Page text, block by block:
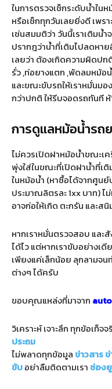
ในการตรวจเช็กระดับน้ำใ
หรือเช็กทุกวันเลยยิ่งดี เพร
เช่นสมมติว่า วันนี้เราเติมน้
ปรากฎว่าน้ำที่เติมไปลดหา
เลยว่า ต้องเกิดความผิดปก
รั่ว ,ท่อยางแตก ,พัดลมหม้อน้
และขณะขับรถให้เราหมั่นม
กว่าปกติ ให้รีบจอดรถทันที
การดูแลหม้อน้ำรถ
ไม่ควรเปิดฝาหม้อน้ำขณะเ
พุ่งใส่ในขณะที่เปิดฝาน้ำที่เ
ในหม้อน้ำ (หาซื้อได้จากศูนย์
ประมาณลิตรละ 1xx บาท) ไม่
อาจก่อให้เกิด ตะกรัน และส
หากเราหมั่นตรวจสอบ และ
ได้ไว แต่หากเราขับอย่างเ
เพียงแค่เล็กน้อย ลุกลามจน
ต่างๆ ได้ครับ
ขอบคุณแหล่งที่มาจาก
วิเคราะห์ เจาะลึก ทุกข้อเท็
ประถม
ไม่พลาดทุกข้อมูล ข่าวสาร
ขับอย่าลืมติดตามเรา ช่อง